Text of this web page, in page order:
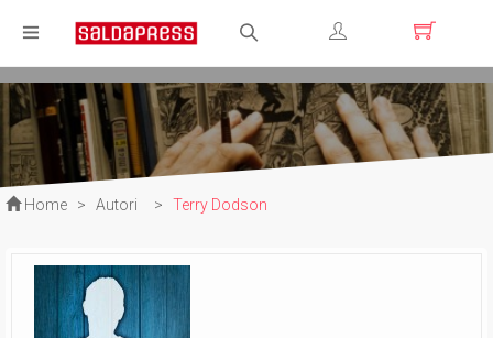
Registrati
Login
Home > Autori > Terry Dodson